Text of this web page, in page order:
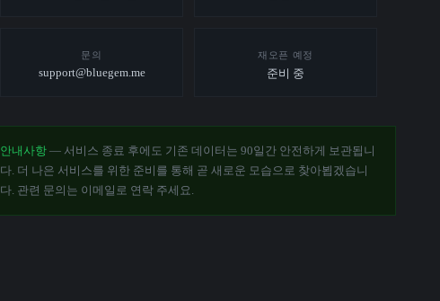
문의
support@bluegem.me
재오픈 예정
준비 중
안내사항 — 서비스 종료 후에도 기존 데이터는 90일간 안전하게 보관됩니
다. 더 나은 서비스를 위한 준비를 통해 곧 새로운 모습으로 찾아뵙겠습니
다. 관련 문의는 이메일로 연락 주세요.